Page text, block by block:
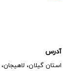
آدرس
استان گیلان، لاهیجان،